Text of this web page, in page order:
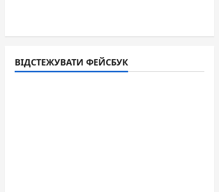
ВІДСТЕЖУВАТИ ФЕЙСБУК